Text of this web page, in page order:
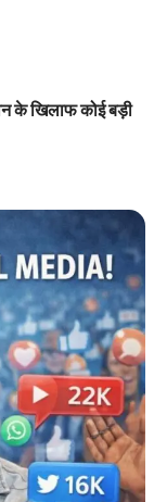
के खिलाफ कोई बड़ी